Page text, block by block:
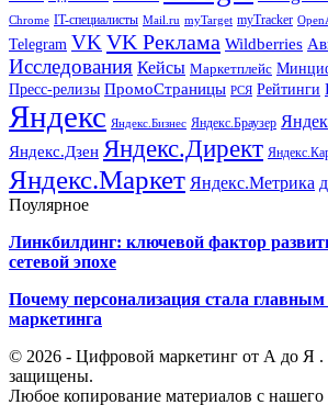
Chrome IT-специалисты Mail.ru myTarget myTracker
Telegram VK VK Реклама Wildberries
Исследования Кейсы Маркетплейс
Пресс-релизы ПромоСтраницы РСЯ Рейтинги
Яндекс Яндекс.Бизнес Яндекс.Браузер
Яндекс.Дзен Яндекс.Директ
Яндекс.Маркет Яндекс.Метрика
Поулярное
Линкбилдинг: ключевой фактор
сетевой эпохе
Почему персонализация стала
маркетинга
© 2026 - Цифровой маркетинг от А до Я .
защищены.
Любое копирование материалов с нашего